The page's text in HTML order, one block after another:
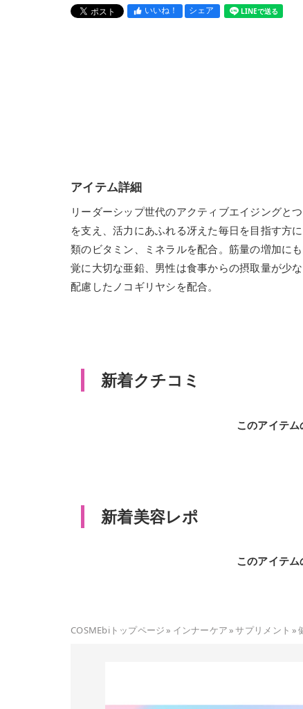
いいね！ シェア LINEで送る
アイテム詳細
リーダーシップ世代のアクティブエイジングと
を支え、活力にあふれる冴えた毎日を目指す方
類のビタミン、ミネラルを配合。筋量の増加に
覚に大切な亜鉛、男性は食事からの摂取量が少
配慮したノコギリヤシを配合。
新着クチコミ
このアイテム
新着美容レポ
このアイテム
COSMEbiトップページ» インナーケア»サプリメント »